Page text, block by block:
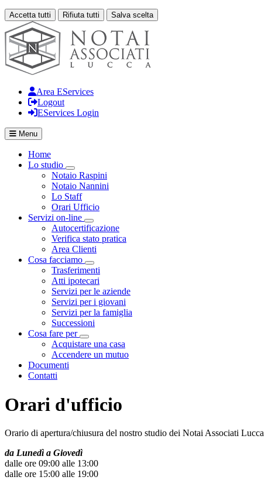
Accetta tutti Rifiuta tutti Salva scelta
Loading...
Area EServices
Logout
EServices Login
Menu
Home
Lo studio
Visualizza menù di secondo livello
Notaio Raspini
Notaio Nannini
Lo Staff
Orari Ufficio
Servizi on-line
Visualizza menù di secondo livello
Autocertificazione
Verifica stato pratica
Area Clienti
Cosa facciamo
Visualizza menù di secondo livello
Trasferimenti
Atti ipotecari
Servizi per le aziende
Servizi per i giovani
Servizi per la famiglia
Successioni
Cosa fare per
Visualizza menù di secondo livello
Acquistare una casa
Accendere un mutuo
Documenti
Contatti
Orari d'ufficio
Orario di apertura/chiusura del nostro studio dei Notai Associati Lucca
da Lunedì a Giovedì
dalle ore 09:00 alle 13:00
dalle ore 15:00 alle 19:00